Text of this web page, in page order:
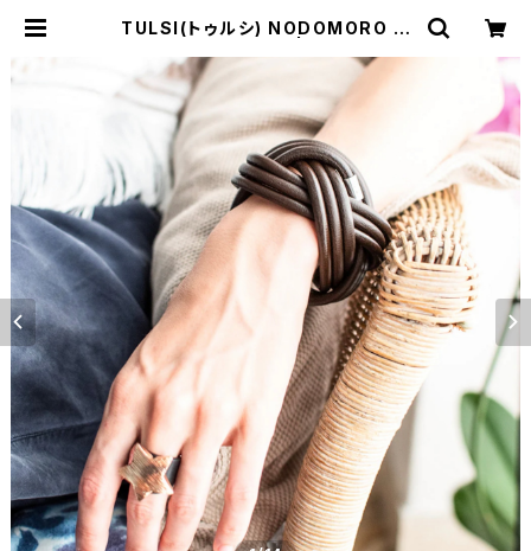
TULSI(トゥルシ) NODOMORO M
alian casual